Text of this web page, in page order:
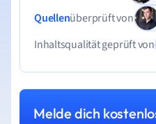
Quellenüberprüft von
Inhaltsqualität geprüft von
Melde dich